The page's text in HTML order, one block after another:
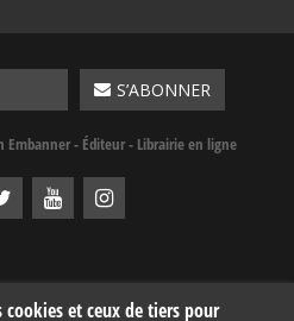
cookies et ceux de tiers pour
- Éditeur - Librairie en ligne